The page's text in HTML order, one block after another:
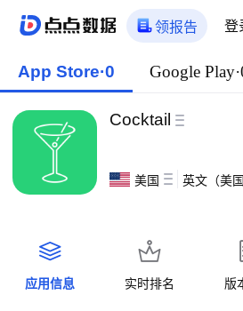
领报告 登
App Store·0 Google
Cocktail
美国 英文（美国
应用信息 实时排名 版